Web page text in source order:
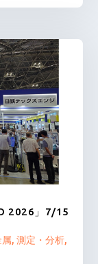
2026」7/15
,測定・分析,